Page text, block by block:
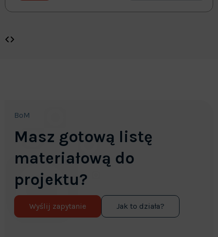
BoM
Masz gotową listę
materiałową do
projektu?
Wyślij zapytanie Jak to działa?